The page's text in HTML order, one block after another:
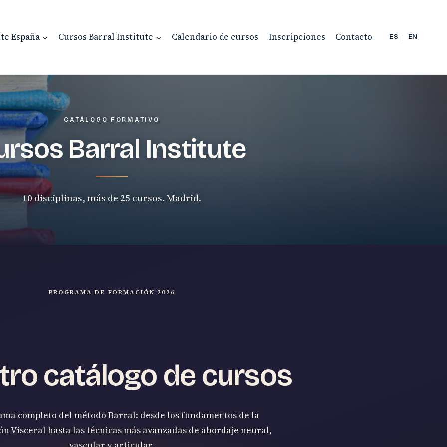
España Cursos Barral Institute Calendario de cursos Inscripciones Contacto ES | EN
CATÁLOGO FORMATIVO
Barral Institute
10 disciplinas, más de 25 cursos. Madrid.
PROGRAMA DE FORMACIÓN 2026
catálogo de cursos
completo del método Barral: desde los fundamentos de la
Visceral hasta las técnicas más avanzadas de abordaje neural,